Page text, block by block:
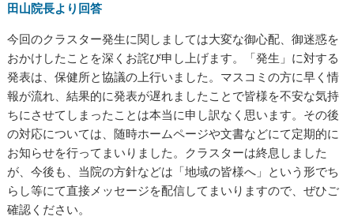
田山院長より回答
今回のクラスター発生に関しましては大変な御心配、御迷惑を
おかけしたことを深くお詫び申し上げます。「発生」に対する
発表は、保健所と協議の上行いました。マスコミの方に早く情
報が流れ、結果的に発表が遅れましたことで皆様を不安な気持
ちにさせてしまったことは本当に申し訳なく思います。その後
の対応については、随時ホームページや文書などにて定期的に
お知らせを行ってまいりました。クラスターは終息しました
が、今後も、当院の方針などは「地域の皆様へ」という形でち
らし等にて直接メッセージを配信してまいりますので、ぜひご
確認ください。